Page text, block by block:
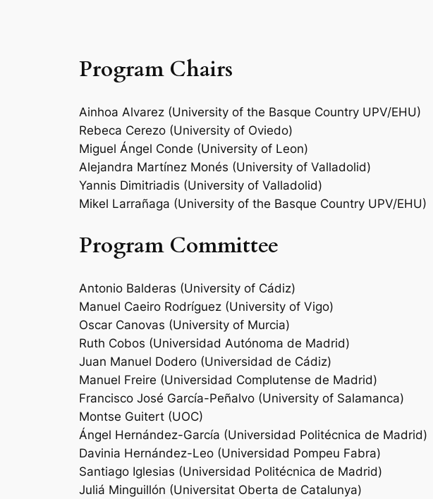
Program Chairs
Ainhoa Alvarez (University of the Basque Country UPV/EHU)
Rebeca Cerezo (University of Oviedo)
Miguel Ángel Conde (University of Leon)
Alejandra Martínez Monés (University of Valladolid)
Yannis Dimitriadis (University of Valladolid)
Mikel Larrañaga (University of the Basque Country UPV/EHU)
Program Committee
Antonio Balderas (University of Cádiz)
Manuel Caeiro Rodríguez (University of Vigo)
Oscar Canovas (University of Murcia)
Ruth Cobos (Universidad Autónoma de Madrid)
Juan Manuel Dodero (Universidad de Cádiz)
Manuel Freire (Universidad Complutense de Madrid)
Francisco José García-Peñalvo (University of Salamanca)
Montse Guitert (UOC)
Ángel Hernández-García (Universidad Politécnica de Madrid)
Davinia Hernández-Leo (Universidad Pompeu Fabra)
Santiago Iglesias (Universidad Politécnica de Madrid)
Juliá Minguillón (Universitat Oberta de Catalunya)